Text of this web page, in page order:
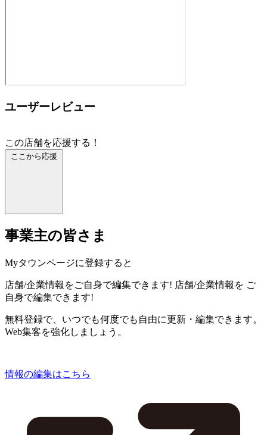
ユーザーレビュー
この店舗を応援する！
ここから応援
事業主の皆さま
Myタウンページに登録すると
店舗/企業情報をご自身で編集できます! 店舗/企業情報を ご
自身で編集できます!
無料登録で、いつでも何度でも自由に更新・編集できます。
Web集客を強化しましょう。
情報の編集はこちら